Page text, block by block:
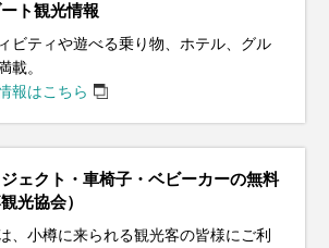
ト観光情報
ビティや遊べる乗り物、ホテル、グル
載。
報はこちら
ェクト・車椅子・ベビーカーの無料
光協会）
、小樽に来られる観光客の皆様にご利